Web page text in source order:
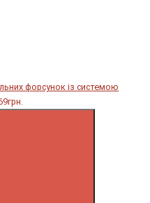
форсунок із системою